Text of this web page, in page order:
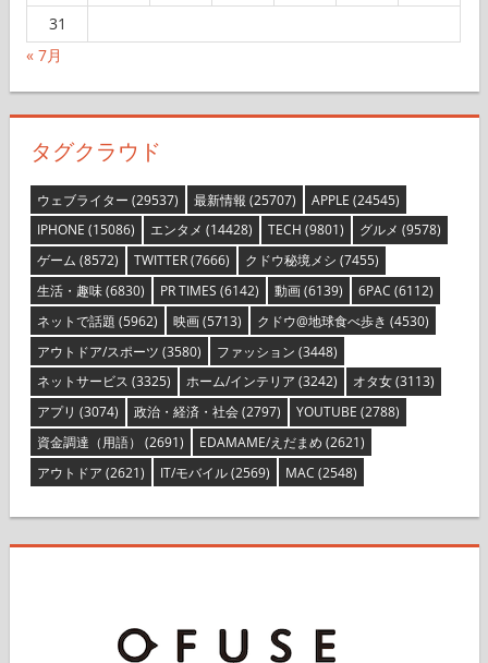
31
« 7月
タグクラウド
ウェブライター (29537) 最新情報 (25707) APPLE (24545)
IPHONE (15086) エンタメ (14428) TECH (9801) グルメ (9578)
ゲーム (8572) TWITTER(7666) クドウ秘境メシ (7455)
生活・趣味(6830) PR TIMES (6142) 動画(6139) 6PAC (6112)
ネットで話題 (5962) 映画(5713) クドウ@地球食べ歩き (4530)
アウトドア/スポーツ (3580) ファッション (3448)
ネットサービス (3325) ホーム/インテリア (3242) オタ女(3113)
アプリ (3074) 政治・経済・社会(2797) YOUTUBE (2788)
資金調達（用語） (2691) EDAMAME/えだまめ (2621)
アウトドア (2621) IT/モバイル(2569) MAC (2548)